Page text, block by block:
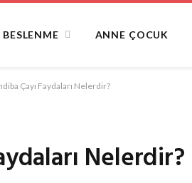
BESLENME ANNE ÇOCUK
Çayı Faydaları Nelerdir?
Nelerdir?